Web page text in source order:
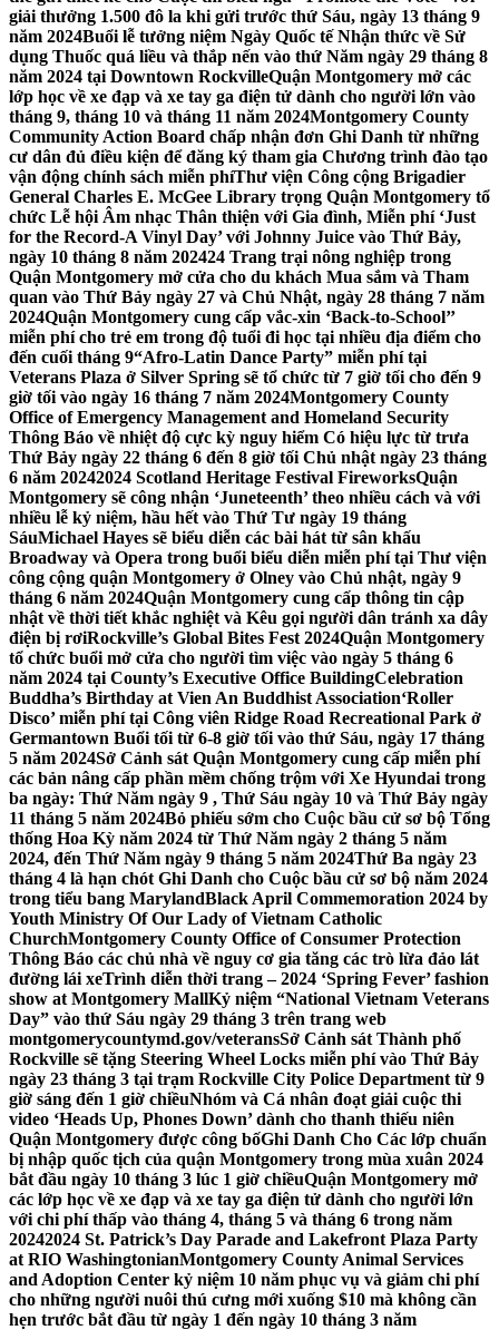
giải thưởng 1.500 đô la khi gửi trước thứ Sáu, ngày 13 tháng 9
năm 2024Buổi lễ tưởng niệm Ngày Quốc tế Nhận thức về Sử
dụng Thuốc quá liều và thắp nến vào thứ Năm ngày 29 tháng 8
năm 2024 tại Downtown RockvilleQuận Montgomery mở các
lớp học về xe đạp và xe tay ga điện tử dành cho người lớn vào
tháng 9, tháng 10 và tháng 11 năm 2024Montgomery County
Community Action Board chấp nhận đơn Ghi Danh từ những
cư dân đủ điều kiện để đăng ký tham gia Chương trình đào tạo
vận động chính sách miễn phíThư viện Công cộng Brigadier
General Charles E. McGee Library trọng Quận Montgomery tổ
chức Lễ hội Âm nhạc Thân thiện với Gia đình, Miễn phí ‘Just
for the Record-A Vinyl Day’ với Johnny Juice vào Thứ Bảy,
ngày 10 tháng 8 năm 202424 Trang trại nông nghiệp trong
Quận Montgomery mở cửa cho du khách Mua sắm và Tham
quan vào Thứ Bảy ngày 27 và Chủ Nhật, ngày 28 tháng 7 năm
2024Quận Montgomery cung cấp vắc-xin ‘Back-to-School’’
miễn phí cho trẻ em trong độ tuổi đi học tại nhiều địa điểm cho
đến cuối tháng 9“Afro-Latin Dance Party” miễn phí tại
Veterans Plaza ở Silver Spring sẽ tổ chức từ 7 giờ tối cho đến 9
giờ tối vào ngày 16 tháng 7 năm 2024Montgomery County
Office of Emergency Management and Homeland Security
Thông Báo về nhiệt độ cực kỳ nguy hiểm Có hiệu lực từ trưa
Thứ Bảy ngày 22 tháng 6 đến 8 giờ tối Chủ nhật ngày 23 tháng
6 năm 20242024 Scotland Heritage Festival FireworksQuận
Montgomery sẽ công nhận ‘Juneteenth’ theo nhiều cách và với
nhiều lễ kỷ niệm, hầu hết vào Thứ Tư ngày 19 tháng
SáuMichael Hayes sẽ biểu diễn các bài hát từ sân khấu
Broadway và Opera trong buổi biểu diễn miễn phí tại Thư viện
công cộng quận Montgomery ở Olney vào Chủ nhật, ngày 9
tháng 6 năm 2024Quận Montgomery cung cấp thông tin cập
nhật về thời tiết khắc nghiệt và Kêu gọi người dân tránh xa dây
điện bị rơiRockville’s Global Bites Fest 2024Quận Montgomery
tổ chức buổi mở cửa cho người tìm việc vào ngày 5 tháng 6
năm 2024 tại County’s Executive Office BuildingCelebration
Buddha’s Birthday at Vien An Buddhist Association‘Roller
Disco’ miễn phí tại Công viên Ridge Road Recreational Park ở
Germantown Buổi tối từ 6-8 giờ tối vào thứ Sáu, ngày 17 tháng
5 năm 2024Sở Cảnh sát Quận Montgomery cung cấp miễn phí
các bản nâng cấp phần mềm chống trộm với Xe Hyundai trong
ba ngày: Thứ Năm ngày 9 , Thứ Sáu ngày 10 và Thứ Bảy ngày
11 tháng 5 năm 2024Bỏ phiếu sớm cho Cuộc bầu cử sơ bộ Tổng
thống Hoa Kỳ năm 2024 từ Thứ Năm ngày 2 tháng 5 năm
2024, đến Thứ Năm ngày 9 tháng 5 năm 2024Thứ Ba ngày 23
tháng 4 là hạn chót Ghi Danh cho Cuộc bầu cử sơ bộ năm 2024
trong tiểu bang MarylandBlack April Commemoration 2024 by
Youth Ministry Of Our Lady of Vietnam Catholic
ChurchMontgomery County Office of Consumer Protection
Thông Báo các chủ nhà về nguy cơ gia tăng các trò lừa đảo lát
đường lái xeTrình diễn thời trang – 2024 ‘Spring Fever’ fashion
show at Montgomery MallKỷ niệm “National Vietnam Veterans
Day” vào thứ Sáu ngày 29 tháng 3 trên trang web
montgomerycountymd.gov/veteransSở Cảnh sát Thành phố
Rockville sẽ tặng Steering Wheel Locks miễn phí vào Thứ Bảy
ngày 23 tháng 3 tại trạm Rockville City Police Department từ 9
giờ sáng đến 1 giờ chiềuNhóm và Cá nhân đoạt giải cuộc thi
video ‘Heads Up, Phones Down’ dành cho thanh thiếu niên
Quận Montgomery được công bốGhi Danh Cho Các lớp chuẩn
bị nhập quốc tịch của quận Montgomery trong mùa xuân 2024
bắt đầu ngày 10 tháng 3 lúc 1 giờ chiềuQuận Montgomery mở
các lớp học về xe đạp và xe tay ga điện tử dành cho người lớn
với chi phí thấp vào tháng 4, tháng 5 và tháng 6 trong năm
20242024 St. Patrick’s Day Parade and Lakefront Plaza Party
at RIO WashingtonianMontgomery County Animal Services
and Adoption Center kỷ niệm 10 năm phục vụ và giảm chi phí
cho những người nuôi thú cưng mới xuống $10 mà không cần
hẹn trước bắt đầu từ ngày 1 đến ngày 10 tháng 3 năm